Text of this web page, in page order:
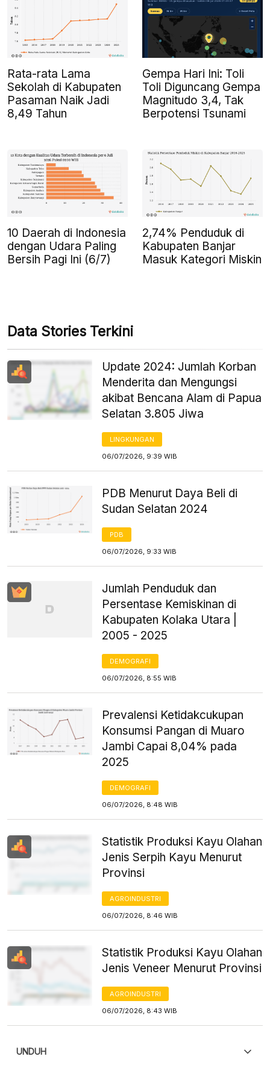
Rata-rata Lama
Sekolah di Kabupaten
Pasaman Naik Jadi
8,49 Tahun
Gempa Hari Ini: Toli
Toli Diguncang Gempa
Magnitudo 3,4, Tak
Berpotensi Tsunami
10 Daerah di Indonesia
dengan Udara Paling
Bersih Pagi Ini (6/7)
2,74% Penduduk di
Kabupaten Banjar
Masuk Kategori Miskin
Data Stories Terkini
Update 2024: Jumlah Korban
Menderita dan Mengungsi
akibat Bencana Alam di Papua
Selatan 3.805 Jiwa
LINGKUNGAN
06/07/2026, 9:39 WIB
PDB Menurut Daya Beli di
Sudan Selatan 2024
PDB
06/07/2026, 9:33 WIB
Jumlah Penduduk dan
Persentase Kemiskinan di
Kabupaten Kolaka Utara |
2005 - 2025
DEMOGRAFI
06/07/2026, 8:55 WIB
Prevalensi Ketidakcukupan
Konsumsi Pangan di Muaro
Jambi Capai 8,04% pada
2025
DEMOGRAFI
06/07/2026, 8:48 WIB
Statistik Produksi Kayu Olahan
Jenis Serpih Kayu Menurut
Provinsi
AGROINDUSTRI
06/07/2026, 8:46 WIB
Statistik Produksi Kayu Olahan
Jenis Veneer Menurut Provinsi
AGROINDUSTRI
06/07/2026, 8:43 WIB
UNDUH